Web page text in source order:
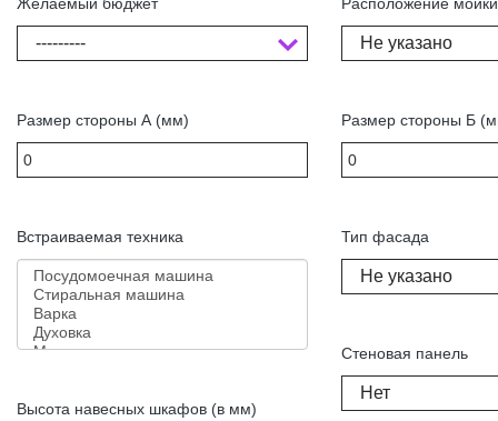
---------
Размер стороны А (мм)
Встраиваемая техника
Высота навесных шкафов (в мм)
Не указано
Размер стороны Б
Тип фасада
Не указано
Стеновая панель
Нет